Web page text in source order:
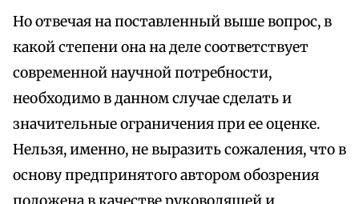
Но отвечая на поставленный выше вопрос, в
какой степени она на деле соответствует
современной научной потребности,
необходимо в данном случае сделать и
значительные ограничения при ее оценке.
Нельзя, именно, не выразить сожаления, что в
основу предпринятого автором обозрения